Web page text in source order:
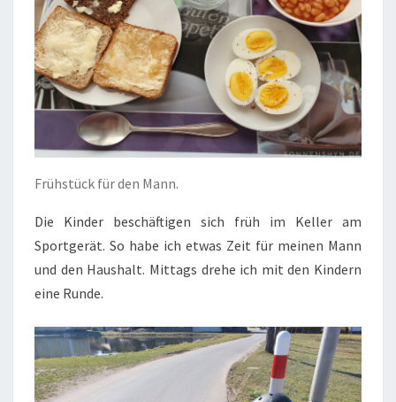
Frühstück für den Mann.
Die Kinder beschäftigen sich früh im Keller am
Sportgerät. So habe ich etwas Zeit für meinen Mann
und den Haushalt. Mittags drehe ich mit den Kindern
eine Runde.